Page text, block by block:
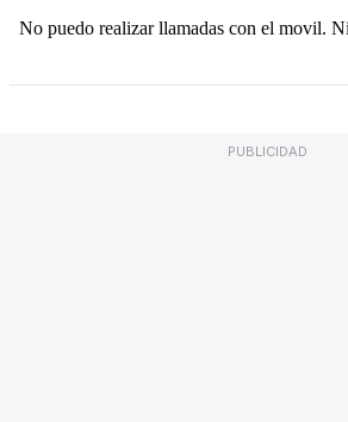
PUBLICIDAD